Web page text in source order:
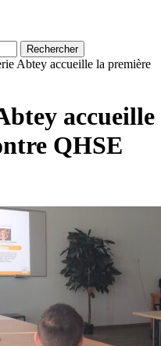
Rechercher
Abtey accueille la première
accueille
QHSE